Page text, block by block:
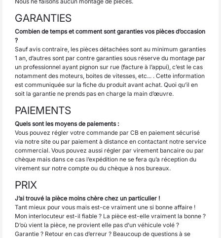
GARANTIES
Combien de temps et comment sont garanties vos pièces d’occasion
?
Sauf avis contraire, les pièces détachées sont au minimum garanties
1 an, d’autres sont par contre garanties sous réserve du montage par
un professionnel ayant pignon sur rue (facture à l’appui), c’est le cas
notamment des moteurs, boites de vitesses, etc... . Cette information
est communiquée sur la fiche du produit avant achat. Quoi qu’il en
soit la garantie ne prends pas en charge la main d’œuvre.
PAIEMENTS
Quels sont les moyens de paiements :
Vous pouvez régler votre commande par CB en paiement sécurisé
via notre site ou par paiement à distance en contactant notre service
commercial. Vous pouvez aussi régler par virement bancaire ou par
chèque mais dans ce cas l’expédition ne se fera qu’a réception du
virement sur notre compte ou du chèque à nos bureaux.
PRIX
J’ai trouvé la pièce moins chère chez un particulier !
Tant mieux pour vous mais est-ce vraiment une si bonne affaire !
Mon interlocuteur est-il fiable ? La pièce est-elle vraiment la bonne ?
D’où vient la pièce, ne provient elle pas d’un véhicule volé ?
Garantie ? Retour en cas d’erreur ? Beaucoup de questions à se